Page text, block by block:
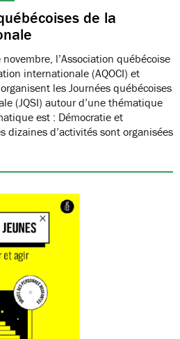
de la
l’Association québécoise
internationale (AQOCI) et
les Journées québécoises
(JQSI) autour d’une thématique
est : Démocratie et
dizaines d’activités sont organisées